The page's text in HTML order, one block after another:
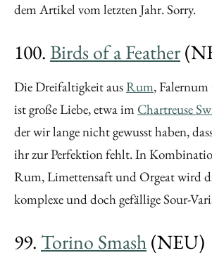
dem Artikel vom letzten Jahr. Sorry.
100.Birds of a Feather
Die Dreifaltigkeit ausRum,
ist große Liebe, etwa im Chartreuse
der wir lange nicht gewusst haben,
ihr zur Perfektion fehlt. In
Rum, Limettensaft und Orgeat wird
komplexe und doch gefällige Sour-
99.Torino Smash(NEU)